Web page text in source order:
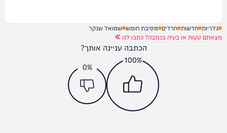
גלריות חדשות חרדים מסיבת חומש שמואל שנקר
מצאתם טעות או בעיה בכתבה? כתבו לנו
הכתבה עניינה אותך?
100%
0%